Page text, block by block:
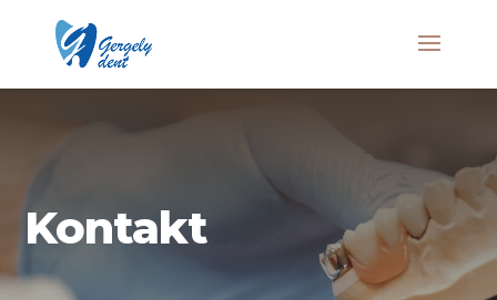
Kontakt